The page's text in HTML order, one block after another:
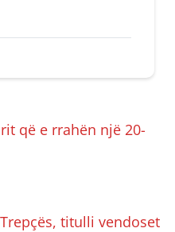
që e rrahën një 20-
titulli vendoset